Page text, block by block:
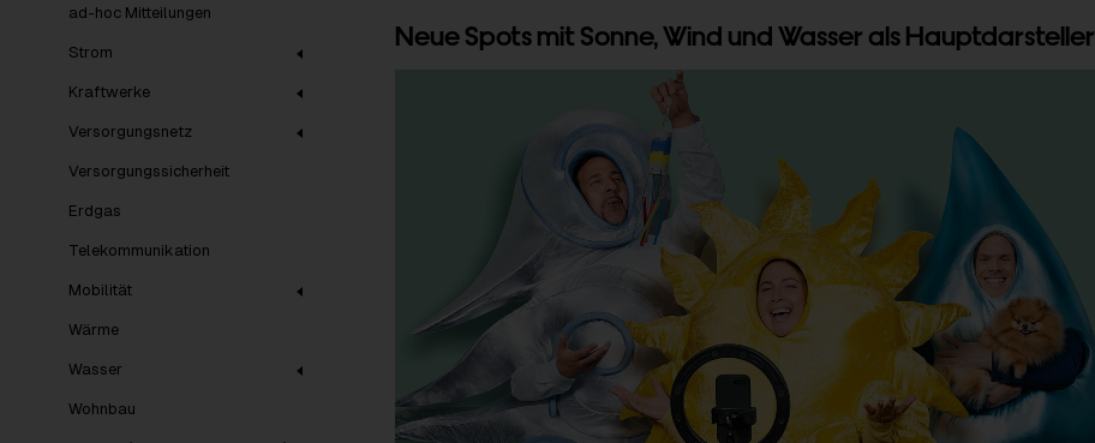
ad-hoc Mitteilungen
Strom
Kraftwerke
Versorgungsnetz
Versorgungssicherheit
Erdgas
Telekommunikation
Mobilität
Wärme
Wasser
Wohnbau
Neue Spots mit Sonne, Wind und Wasser als Hauptdarsteller